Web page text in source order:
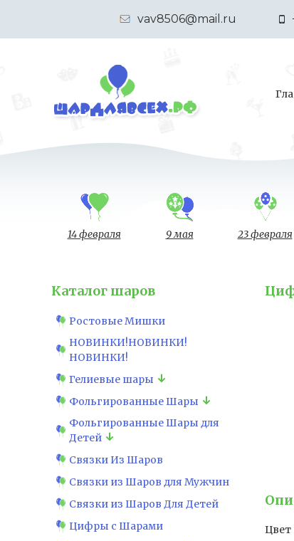
vav8506@mail.ru
14 февраля 9 мая 23 февраля
Каталог шаров
Ростовые Мишки
НОВИНКИ!НОВИНКИ!
НОВИНКИ!
Гелиевые шары
Фольгированные Шары
Фольгированные Шары для
Детей
Связки Из Шаров
Связки из Шаров для Мужчин
Связки из Шаров Для Детей
Цифры с Шарами
Цвет